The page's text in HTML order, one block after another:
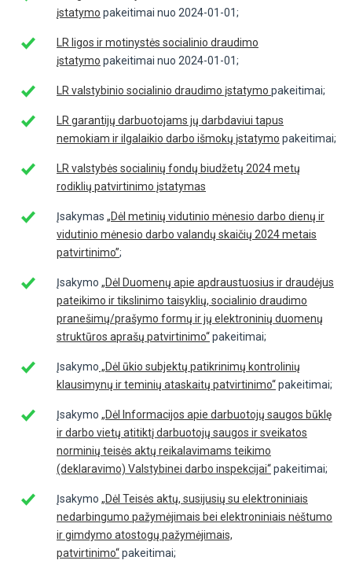
įstatymo pakeitimai nuo 2024-01-01;
LR ligos ir motinystės socialinio draudimo
įstatymo pakeitimai nuo 2024-01-01;
LR valstybinio socialinio draudimo įstatymo pakeitimai;
LR garantijų darbuotojams jų darbdaviui tapus
nemokiam ir ilgalaikio darbo išmokų įstatymo pakeitimai;
LR valstybės socialinių fondų biudžetų 2024 metų
rodiklių patvirtinimo įstatymas
Įsakymas „Dėl metinių vidutinio mėnesio darbo dienų ir
vidutinio mėnesio darbo valandų skaičių 2024 metais
patvirtinimo”;
Įsakymo „Dėl Duomenų apie apdraustuosius ir draudėjus
pateikimo ir tikslinimo taisyklių, socialinio draudimo
pranešimų/prašymo formų ir jų elektroninių duomenų
struktūros aprašų patvirtinimo“pakeitimai;
Įsakymo „Dėl ūkio subjektų patikrinimų kontrolinių
klausimynų ir teminių ataskaitų patvirtinimo“pakeitimai;
Įsakymo „Dėl Informacijos apie darbuotojų saugos būklę
ir darbo vietų atitiktį darbuotojų saugos ir sveikatos
norminių teisės aktų reikalavimams teikimo
(deklaravimo) Valstybinei darbo inspekcijai“pakeitimai;
Įsakymo „Dėl Teisės aktų, susijusių su elektroniniais
nedarbingumo pažymėjimais bei elektroniniais nėštumo
ir gimdymo atostogų pažymėjimais,
patvirtinimo“pakeitimai;